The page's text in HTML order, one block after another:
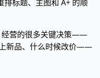
排标题、主图和 A+ 的顺
经营的很多关键决策——
新品、什么时候改价——